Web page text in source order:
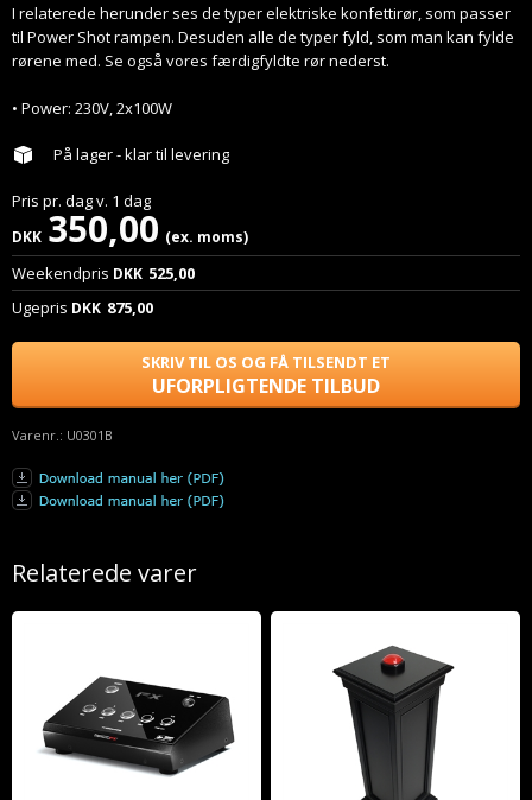
I relaterede herunder ses de typer elektriske konfettirør, som passer
til Power Shot rampen. Desuden alle de typer fyld, som man kan fylde
rørene med. Se også vores færdigfyldte rør nederst.
• Power: 230V, 2x100W
På lager - klar til levering
Pris pr. dagv. 1 dag
DKK 350,00 (ex. moms)
Weekendpris DKK 525,00
Ugepris DKK 875,00
SKRIV TIL OS OG FÅ TILSENDT ET
UFORPLIGTENDE TILBUD
Varenr.: U0301B
Relaterede varer